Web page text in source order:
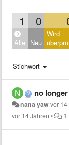
1 0
Alle Neu
Wird
Stichwort
no
nana yawvor
vor 14 Jahren • 1